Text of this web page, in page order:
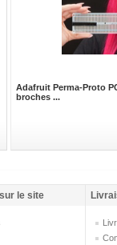
Adafruit Perma-Proto
broches ...
le site